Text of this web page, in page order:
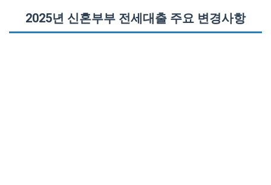
2025년 신혼부부 전세대출 주요 변경사항